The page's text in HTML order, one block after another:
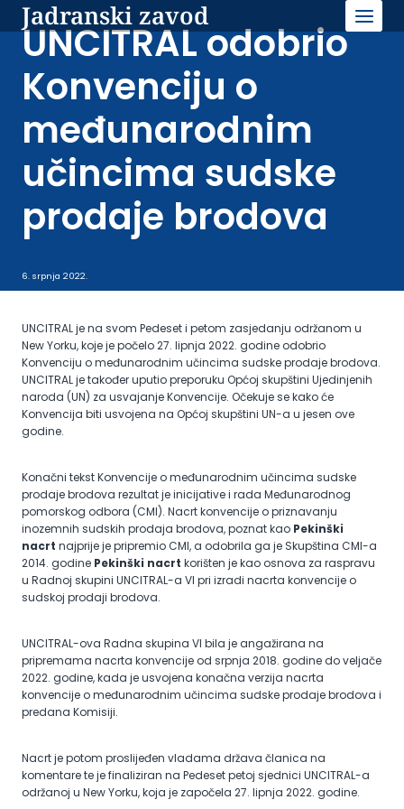
Jadranski zavod
UNCITRAL odobrio
Konvenciju o
međunarodnim
učincima sudske
prodaje brodova
6. srpnja 2022.
UNCITRAL je na svom Pedeset i petom zasjedanju održanom u
New Yorku, koje je počelo 27. lipnja 2022. godine odobrio
Konvenciju o međunarodnim učincima sudske prodaje brodova.
UNCITRAL je također uputio preporuku Općoj skupštini Ujedinjenih
naroda (UN) za usvajanje Konvencije. Očekuje se kako će
Konvencija biti usvojena na Općoj skupštini UN-a u jesen ove
godine.
Konačni tekst Konvencije o međunarodnim učincima sudske
prodaje brodova rezultat je inicijative i rada Međunarodnog
pomorskog odbora (CMI). Nacrt konvencije o priznavanju
inozemnih sudskih prodaja brodova, poznat kao Pekinški
nacrt najprije je pripremio CMI, a odobrila ga je Skupština CMI-a
2014. godine Pekinški nacrt korišten je kao osnova za raspravu
u Radnoj skupini UNCITRAL-a VI pri izradi nacrta konvencije o
sudskoj prodaji brodova.
UNCITRAL-ova Radna skupina VI bila je angažirana na
pripremama nacrta konvencije od srpnja 2018. godine do veljače
2022. godine, kada je usvojena konačna verzija nacrta
konvencije o međunarodnim učincima sudske prodaje brodova i
predana Komisiji.
Nacrt je potom proslijeđen vladama država članica na
komentare te je finaliziran na Pedeset petoj sjednici UNCITRAL-a
održanoj u New Yorku, koja je započela 27. lipnja 2022. godine.